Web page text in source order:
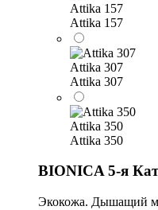
Attika 157
Attika 157
Attika 307
Attika 307
Attika 350
Attika 350
BIONICA 5-я
Экокожа. Дышащий